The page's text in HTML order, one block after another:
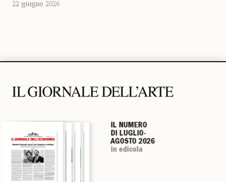
22 giugno 2026
IL NUMERO
DI LUGLIO-
AGOSTO 2026
in edicola
IL NUMERO
DI LUGLIO-
AGOSTO 2026
in edicola
IL NUMERO
DI LUGLIO-
AGOSTO 2026
in edicola
IL NUMERO
DI LUGLIO-
AGOSTO 2026
in edicola